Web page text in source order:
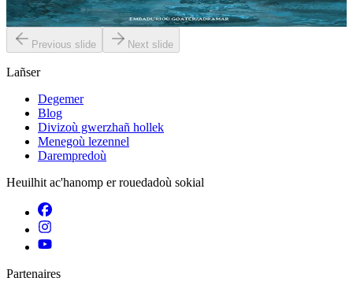
Er stok10,00 €
Previous slide Next slide
Lañser
Degemer
Blog
Divizoù gwerzhañ hollek
Menegoù lezennel
Darempredoù
Heuilhit ac'hanomp er rouedadoù sokial
Partenaires